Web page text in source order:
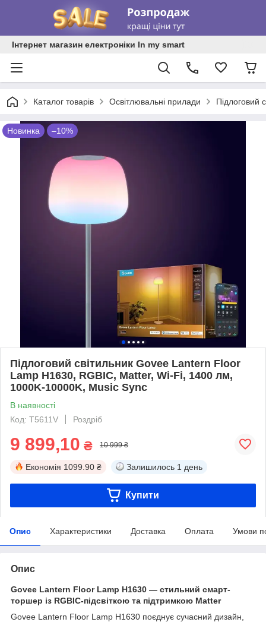
Інтернет магазин електроніки In my smart
Каталог товарів Освітлювальні прилади Підлоговий
Новинка –10%
Підлоговий світильник Govee Lantern Floor
Lamp H1630, RGBIC, Matter, Wi-Fi, 1400 лм,
1000K-10000K, Music Sync
В наявності
Код: T5611V
Роздріб
9 899,10 ₴ 10 999 ₴
Економія 1099.90 ₴ Залишилось 1 день
Купити
Опис Характеристики Доставка Оплата Умови
Опис
Govee Lantern Floor Lamp H1630 — стильний смарт-
торшер із RGBIC-підсвіткою та підтримкою Matter
Govee Lantern Floor Lamp H1630 поєднує сучасний дизайн,